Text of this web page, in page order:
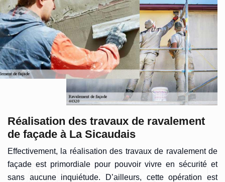
Réalisation des travaux de ravalement
de façade à La Sicaudais
Effectivement, la réalisation des travaux de ravalement de
façade est primordiale pour pouvoir vivre en sécurité et
sans aucune inquiétude. D’ailleurs, cette opération est